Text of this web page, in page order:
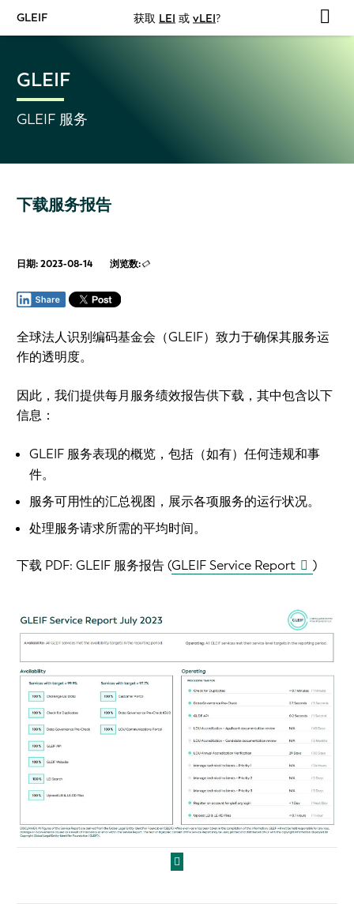
GLEIF 获取 LEI 或 vLEI?
GLEIF
GLEIF 服务
下载服务报告
日期: 2023-08-14 浏览数:
全球法人识别编码基金会（GLEIF）致力于确保其服务运
作的透明度。
因此，我们提供每月服务绩效报告供下载，其中包含以下
信息：
GLEIF 服务表现的概览，包括（如有）任何违规和事
件。
服务可用性的汇总视图，展示各项服务的运行状况。
处理服务请求所需的平均时间。
下载 PDF: GLEIF 服务报告 (GLEIF Service Report )